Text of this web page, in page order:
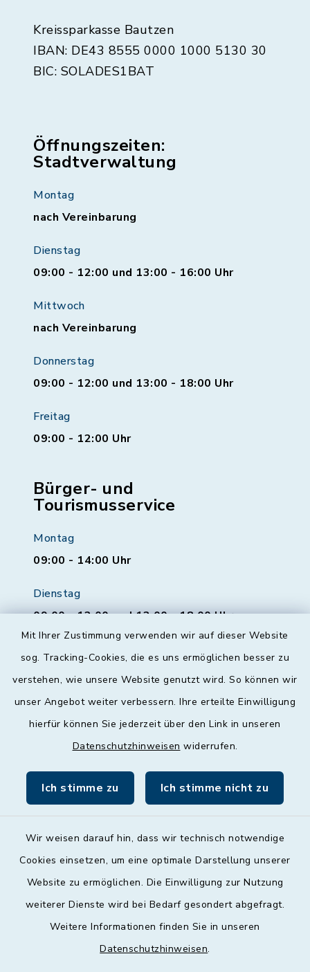
Mit Ihrer Zustimmung verwenden wir auf dieser Website
sog. Tracking-Cookies, die es uns ermöglichen besser zu
verstehen, wie unsere Website genutzt wird. So können wir
unser Angebot weiter verbessern. Ihre erteilte Einwilligung
hierfür können Sie jederzeit über den Link in unseren
Datenschutzhinweisen widerrufen.
Ich stimme zu Ich stimme nicht zu
Wir weisen darauf hin, dass wir technisch notwendige
Cookies einsetzen, um eine optimale Darstellung unserer
Website zu ermöglichen. Die Einwilligung zur Nutzung
weiterer Dienste wird bei Bedarf gesondert abgefragt.
Weitere Informationen finden Sie in unseren
Datenschutzhinweisen.
Kreissparkasse Bautzen
IBAN: DE43 8555 0000 1000 5130 30
BIC: SOLADES1BAT
Öffnungszeiten:
Stadtverwaltung
Montag
nach Vereinbarung
Dienstag
09:00 - 12:00 und 13:00 - 16:00 Uhr
Mittwoch
nach Vereinbarung
Donnerstag
09:00 - 12:00 und 13:00 - 18:00 Uhr
Freitag
09:00 - 12:00 Uhr
Bürger- und
Tourismusservice
Montag
09:00 - 14:00 Uhr
Dienstag
09:00 - 12:00 und 13:00 - 18:00 Uhr
Donnerstag
09:00 - 12:00 und 13:00 - 18:00 Uhr
09:00 - 12:00 Uhr
Barrierefreiheit